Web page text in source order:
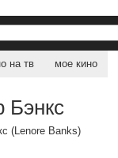
на тв мое кино
Бэнкс
(Lenore Banks)